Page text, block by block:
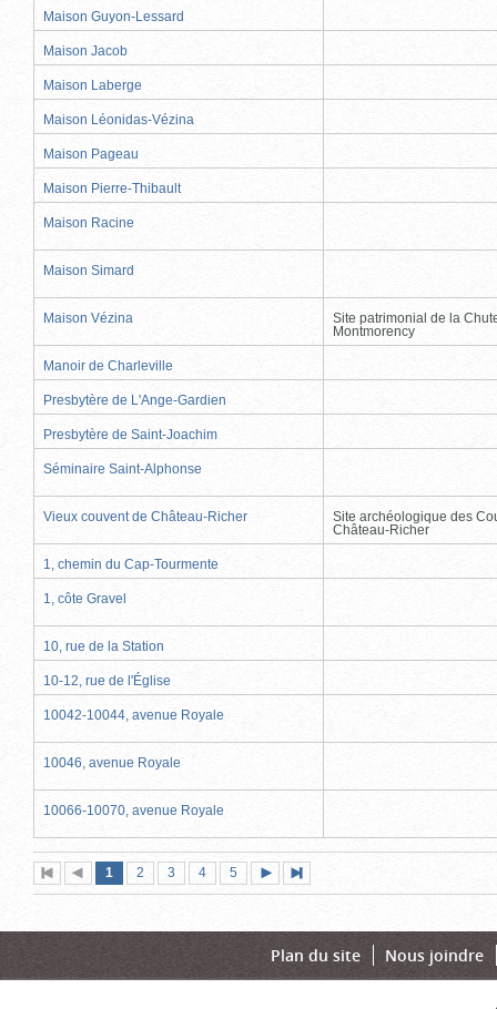
Maison Guyon-Lessard
Maison Jacob
Maison Laberge
Maison Léonidas-Vézina
Maison Pageau
Maison Pierre-Thibault
Maison Racine
Maison Simard
Maison Vézina
Site patrimonial de la
Montmorency
Manoir de Charleville
Presbytère de L'Ange-Gardien
Presbytère de Saint-Joachim
Séminaire Saint-Alphonse
Vieux couvent de Château-Richer
Site archéologique des
Château-Richer
1, chemin du Cap-Tourmente
1, côte Gravel
10, rue de la Station
10-12, rue de l'Église
10042-10044, avenue Royale
10046, avenue Royale
10066-10070, avenue Royale
Première
page
Page
précédente
Page
1 (page
actuelle)
Page
2 Page
3 Page
4 Page
5
suivante
page
Plan du site Nous joindre